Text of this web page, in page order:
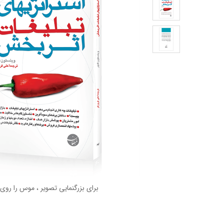
برای بزرگنمایی تصویر ، موس را